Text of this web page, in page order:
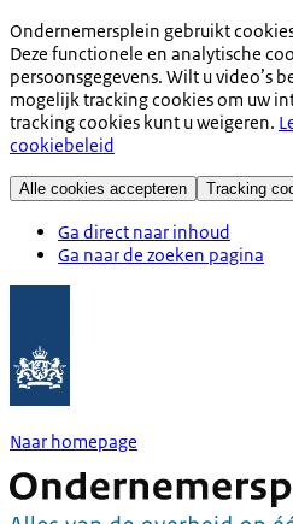
Ondernemersplein gebruikt
Deze functionele en analytische
persoonsgegevens. Wilt u video’s
mogelijk tracking cookies om uw
tracking cookies kunt u weigeren.
cookiebeleid
Alle cookies accepteren Tracking
Ga direct naar inhoud
Ga naar de zoeken pagina
Naar homepage